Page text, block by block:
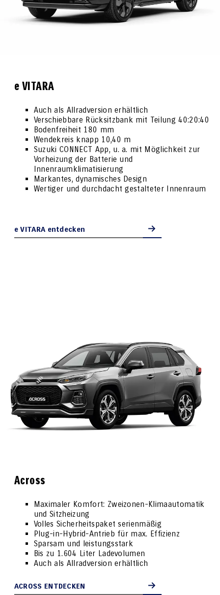
e VITARA
Auch als Allradversion erhältlich
Verschiebbare Rücksitzbank mit Teilung 40:20:40
Bodenfreiheit 180 mm
Wendekreis knapp 10,40 m
Suzuki CONNECT App, u. a. mit Möglichkeit zur
Vorheizung der Batterie und
Innenraumklimatisierung
Markantes, dynamisches Design
Wertiger und durchdacht gestalteter Innenraum
e VITARA entdecken
Across
Maximaler Komfort: Zweizonen-Klimaautomatik
und Sitzheizung
Volles Sicherheitspaket serienmäßig
Plug-in-Hybrid-Antrieb für max. Effizienz
Sparsam und leistungsstark
Bis zu 1.604 Liter Ladevolumen
Auch als Allradversion erhältlich
ACROSS ENTDECKEN